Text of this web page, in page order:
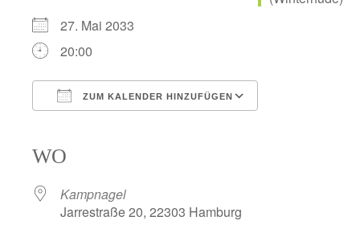
27. Mai 2033
20:00
ZUM KALENDER HINZUFÜGEN
WO
Kampnagel
Jarrestraße 20, 22303 Hamburg